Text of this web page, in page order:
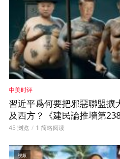
中美时评
習近平爲何要把邪惡聯盟擴
及西方？《建民論推墻第
45 浏览 1 简略阅读
视频